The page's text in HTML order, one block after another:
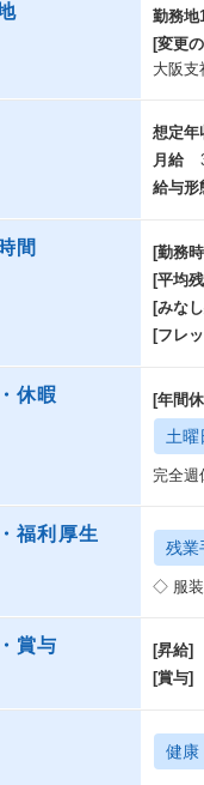
勤務地
[変更
大阪支
想定年
月給
給与形
間 [勤務
[平均
[みな
[フレ
休暇 [年間
土曜
完全週
福利厚生
残業
◇ 服装
賞与 [昇給]
[賞与]
健康